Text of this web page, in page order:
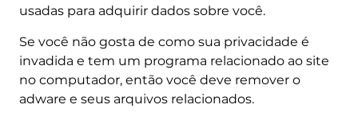
usadas para adquirir dados sobre você.
Se você não gosta de como sua privacidade é
invadida e tem um programa relacionado ao site
no computador, então você deve remover o
adware e seus arquivos relacionados.